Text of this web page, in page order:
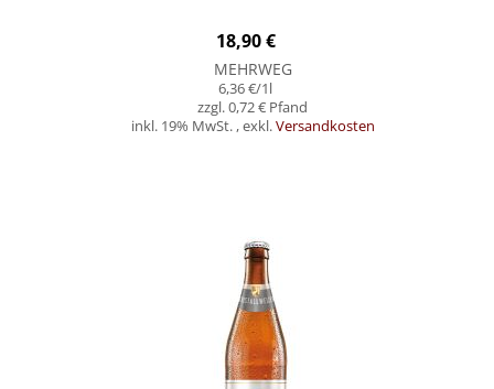
18,90 €
MEHRWEG
6,36 €/1l
0,72 €
inkl. 19% MwSt. ,exkl.Versandkosten